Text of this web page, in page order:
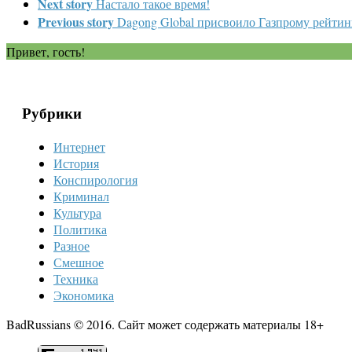
Previous storyDagong Global присвоило Газпрому
Привет, гость!
Рубрики
Интернет
История
Конспирология
Криминал
Культура
Политика
Разное
Смешное
Техника
Экономика
BadRussians © 2016. Сайт может содержать материалы 18+